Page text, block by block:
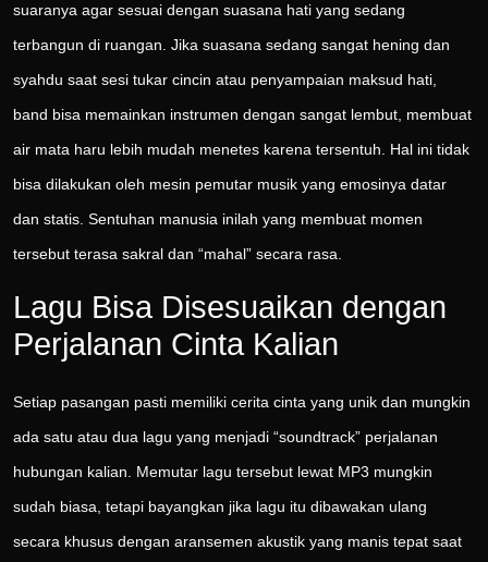
suaranya agar sesuai dengan suasana hati yang sedang
terbangun di ruangan. Jika suasana sedang sangat hening dan
syahdu saat sesi tukar cincin atau penyampaian maksud hati,
band bisa memainkan instrumen dengan sangat lembut, membuat
air mata haru lebih mudah menetes karena tersentuh. Hal ini tidak
bisa dilakukan oleh mesin pemutar musik yang emosinya datar
dan statis. Sentuhan manusia inilah yang membuat momen
tersebut terasa sakral dan “mahal” secara rasa.
Lagu Bisa Disesuaikan dengan
Perjalanan Cinta Kalian
Setiap pasangan pasti memiliki cerita cinta yang unik dan mungkin
ada satu atau dua lagu yang menjadi “soundtrack” perjalanan
hubungan kalian. Memutar lagu tersebut lewat MP3 mungkin
sudah biasa, tetapi bayangkan jika lagu itu dibawakan ulang
secara khusus dengan aransemen akustik yang manis tepat saat